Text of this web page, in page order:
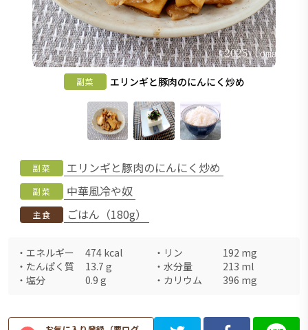
副菜 エリンギと豚肉のにんにく炒め
副菜 エリンギと豚肉のにんにく炒め
副菜 中華風冷や奴
主食 ごはん（180g）
・ エネルギー 474 kcal ・ リン 192 mg
・ たんぱく質 13.7 g ・ 水分量 213 ml
・ 塩分 0.9 g ・ カリウム 396 mg